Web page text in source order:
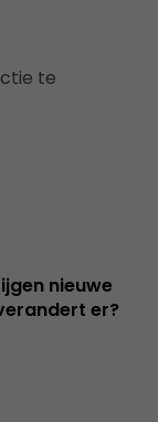
te
nieuwe
er?